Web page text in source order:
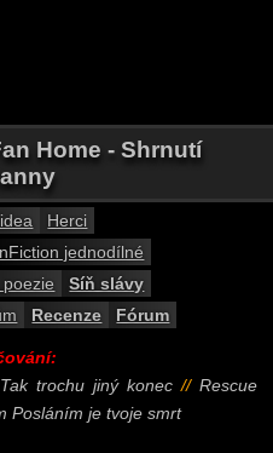
Home - Shrnutí
Herci
jednodílné
Síň slávy
Recenze Fórum
trochu jiný konec//Rescue
Posláním je tvoje smrt